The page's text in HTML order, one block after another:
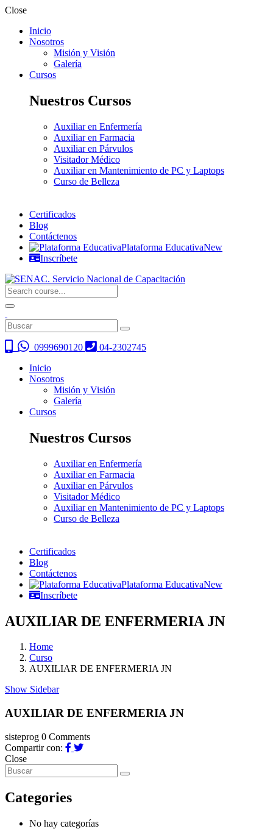
Close
Inicio
Nosotros
Misión y Visión
Galería
Cursos
Nuestros Cursos
Auxiliar en Enfermería
Auxiliar en Farmacia
Auxiliar en Párvulos
Visitador Médico
Auxiliar en Mantenimiento de PC y Laptops
Curso de Belleza
Certificados
Blog
Contáctenos
Plataforma EducativaNew
Inscríbete
0999690120
04-2302745
Inicio
Nosotros
Misión y Visión
Galería
Cursos
Nuestros Cursos
Auxiliar en Enfermería
Auxiliar en Farmacia
Auxiliar en Párvulos
Visitador Médico
Auxiliar en Mantenimiento de PC y Laptops
Curso de Belleza
Certificados
Blog
Contáctenos
Plataforma EducativaNew
Inscríbete
AUXILIAR DE ENFERMERIA JN
Home
Curso
AUXILIAR DE ENFERMERIA JN
Show Sidebar
AUXILIAR DE ENFERMERIA JN
sisteprog 0 Comments
Compartir con:
Close
Categories
No hay categorías